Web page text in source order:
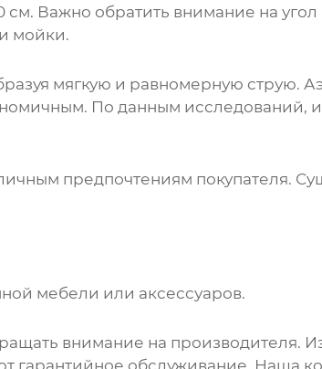
Важно обратить внимание на
мойки.
мягкую и равномерную струю.
По данным исследований,
предпочтениям покупателя.
мебели или аксессуаров.
внимание на производителя.